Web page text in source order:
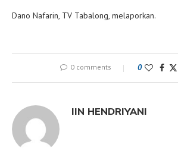
Dano Nafarin, TV Tabalong, melaporkan.
0 comments 0
IIN HENDRIYANI